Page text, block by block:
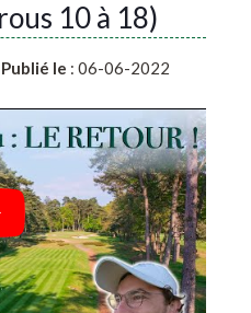
10 à 18)
Publié le : 06-06-2022